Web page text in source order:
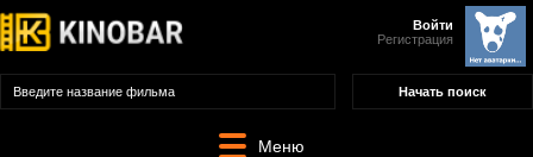
Войти
Регистрация
Меню